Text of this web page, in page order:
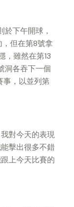
下午開球，
但在第8號拿
，雖然在第13
洞各吞下一個
，以並列第
對今天的表現
擊出很多不錯
上今天比賽的